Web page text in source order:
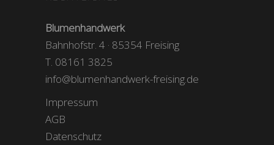
Blumenhandwerk
Bahnhofstr. 4 · 85354 Freising
T. 08161 3825
info@blumenhandwerk-freising.de
Impressum
AGB
Datenschutz